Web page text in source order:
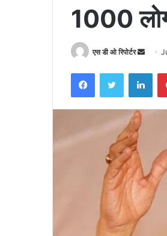
1000
एस डी ओ रिपोर्टर
Send
FacebookTwitter